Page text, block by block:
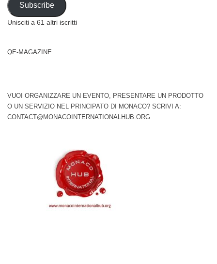
Subscribe
Unisciti a 61 altri iscritti
QE-MAGAZINE
VUOI ORGANIZZARE UN EVENTO, PRESENTARE UN PRODOTTO
O UN SERVIZIO NEL PRINCIPATO DI MONACO? SCRIVI A:
CONTACT@MONACOINTERNATIONALHUB.ORG